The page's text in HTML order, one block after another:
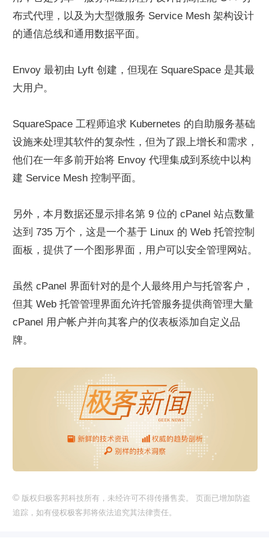
布式代理，以及为大型微服务 Service Mesh 架构设计
的通信总线和通用数据平面。
Envoy 最初由 Lyft 创建，但现在 SquareSpace 是其最
大用户。
SquareSpace 工程师追求 Kubernetes 的自助服务基础
设施来处理其软件的复杂性，但为了跟上增长和需求，
他们在一年多前开始将 Envoy 代理集成到系统中以构
建 Service Mesh 控制平面。
另外，本月数据还显示排名第 9 位的 cPanel 站点数量
达到 735 万个，这是一个基于 Linux 的 Web 托管控制
面板，提供了一个图形界面，用户可以安全管理网站。
虽然 cPanel 界面针对的是个人最终用户与托管客户，
但其 Web 托管管理界面允许托管服务提供商管理大量
cPanel 用户帐户并向其客户的仪表板添加自定义品
牌。
© 版权归极客邦科技所有，未经许可不得传播售卖。 页面已增加防盗
追踪，如有侵权极客邦将依法追究其法律责任。